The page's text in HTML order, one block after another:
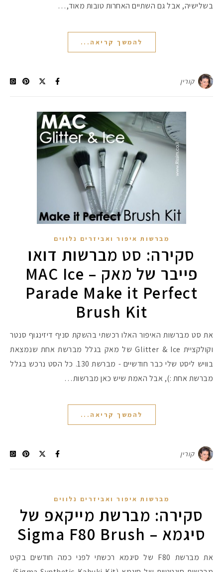
בשלישיה, אבל גם השתיים האחרות טובות מאוד,…
להמשך קריאה...
קורין
מברשות איפור ואביזרים נלווים
סקירה: סט מברשות דואו
פייבר של מאק – MAC Ice
Parade Make it Perfect
Brush Kit
את סט מברשות האיפור האלו רכשתי בהשקת סניף דיזינגוף סנטר
וקולקציית Glitter & Ice של מאק בגלל מברשת אחת שנמצאת
בוויש ליסט שלי כבר חודשיים - מברשת 130. כל הסט נרכש בגלל
מברשת אחת :), אבל האמת שיש כאן מברשות…
להמשך קריאה...
קורין
מברשות איפור ואביזרים נלווים
סקירה: מברשת מייקאפ של
סיגמא – Sigma F80 Brush
את מברשת F80 של סיגמא רכשתי לפני כמה חודשים בקיט